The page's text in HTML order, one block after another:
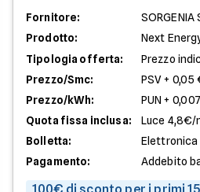
Fornitore:
SORGENIA
Prodotto:
Next
Tipologia offerta:
Prezzo
Prezzo/Smc:
PSV + 0,05
Prezzo/kWh:
PUN +
Quota fissa inclusa:
Luce 4,8€/
Bolletta:
Elettronica
Pagamento:
Addebito